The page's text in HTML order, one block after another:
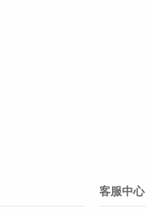
客服中心